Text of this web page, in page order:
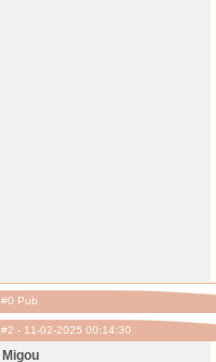
#0 Pub
#2 - 11-02-2025 00:14:30
Migou